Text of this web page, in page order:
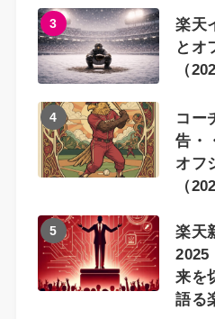
3
楽天
とオ
（
4
コー
告・
オフ
（
5
楽天
2025
来を
語る